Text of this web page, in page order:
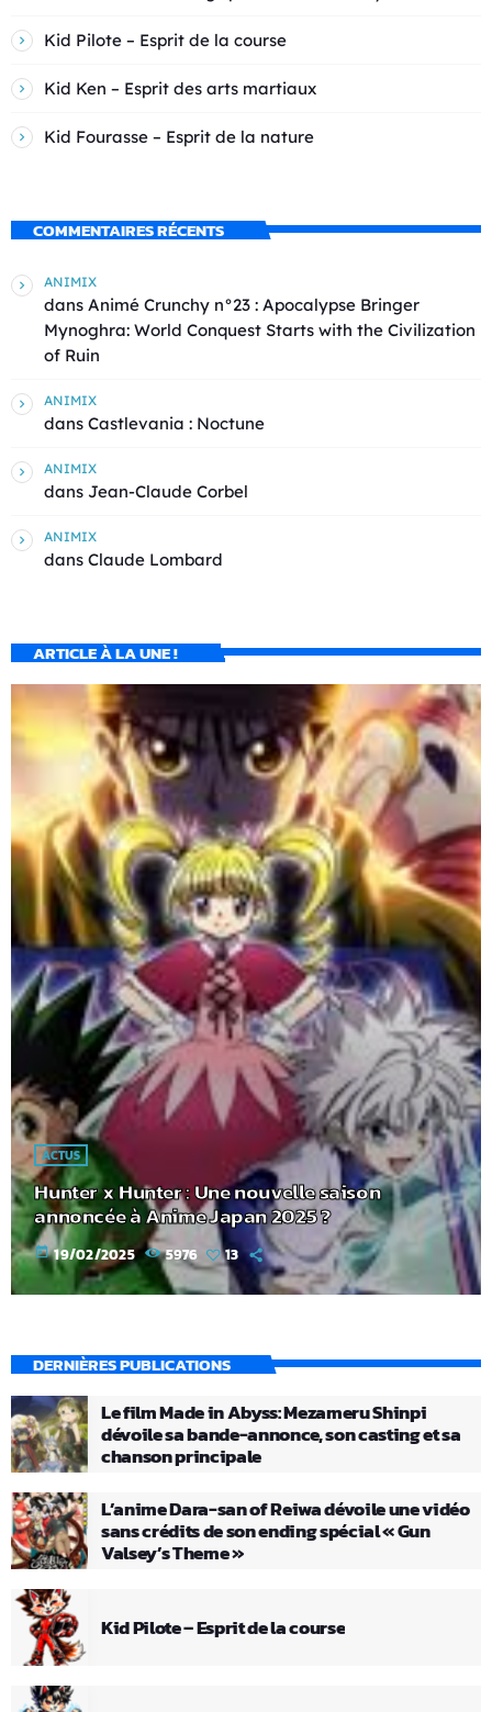
Kid Pilote – Esprit de la course
Kid Ken – Esprit des arts martiaux
Kid Fourasse – Esprit de la nature
COMMENTAIRES RÉCENTS
ANIMIX
dans Animé Crunchy n°23 : Apocalypse Bringer
Mynoghra: World Conquest Starts with the Civilization
of Ruin
ANIMIX
dans Castlevania : Noctune
ANIMIX
dans Jean-Claude Corbel
ANIMIX
dans Claude Lombard
ARTICLE À LA UNE !
ACTUS
Hunter x Hunter : Une nouvelle saison
annoncée à Anime Japan 2025 ?
today 19/02/2025 5976 13
DERNIÈRES PUBLICATIONS
Le film Made in Abyss: Mezameru Shinpi
dévoile sa bande-annonce, son casting et sa
chanson principale
L’anime Dara-san of Reiwa dévoile une vidéo
sans crédits de son ending spécial « Gun
Valsey’s Theme »
Kid Pilote – Esprit de la course